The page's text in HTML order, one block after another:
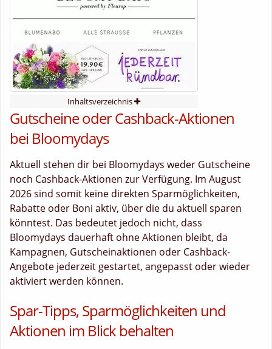
Inhaltsverzeichnis
Gutscheine oder Cashback-Aktionen
bei Bloomydays
Aktuell stehen dir bei Bloomydays weder Gutscheine
noch Cashback-Aktionen zur Verfügung. Im August
2026 sind somit keine direkten Sparmöglichkeiten,
Rabatte oder Boni aktiv, über die du aktuell sparen
könntest. Das bedeutet jedoch nicht, dass
Bloomydays dauerhaft ohne Aktionen bleibt, da
Kampagnen, Gutscheinaktionen oder Cashback-
Angebote jederzeit gestartet, angepasst oder wieder
aktiviert werden können.
Spar-Tipps, Sparmöglichkeiten und
Aktionen im Blick behalten